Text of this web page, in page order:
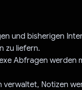
und bisherigen
zu liefern.
Abfragen werden
Notizen